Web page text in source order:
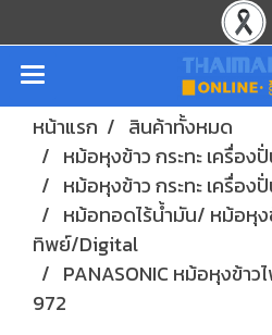
หน้าแรก
สินค้าทั้งหมด
หม้อหุงข้าว กระทะ เครื่อง
หม้อหุงข้าว กระทะ เครื่อง
หม้อทอดไร้น้ำมัน/ หม้อหุ
ทิพย์/Digital
PANASONIC หม้อหุงข้า
972